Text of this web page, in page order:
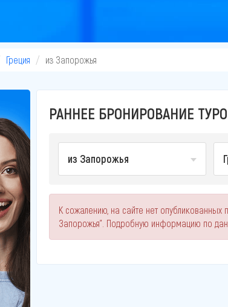
Греция из Запорожья
РАННЕЕ БРОНИРОВАНИЕ
из Запорожья
К сожалению, на сайте нет
Запорожья". Подробную информацию по